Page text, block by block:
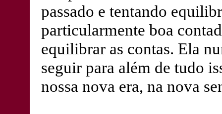
passado e tentando
particularmente boa
equilibrar as contas. Ela
seguir para além de tudo
nossa nova era, na nova